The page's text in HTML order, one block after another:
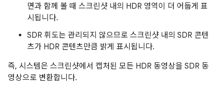
면과 함께 볼 때 스크린샷 내의 HDR 영역이 더 어둡게 표
시됩니다.
SDR 휘도는 관리되지 않으므로 스크린샷 내의 SDR 콘텐
츠가 HDR 콘텐츠만큼 밝게 표시됩니다.
즉, 시스템은 스크린샷에서 캡처된 모든 HDR 동영상을 SDR 동
영상으로 변환합니다.